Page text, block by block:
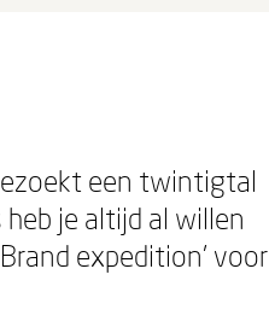
een twintigtal
je altijd al willen
expedition' voor